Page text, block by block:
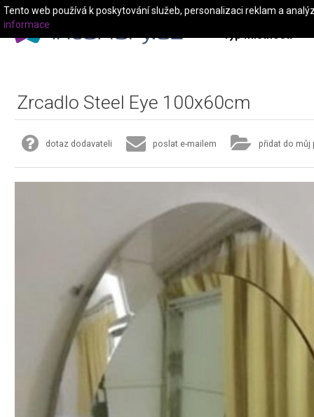
Typ místnosti
Zrcadlo Steel Eye 100x60cm
dotaz dodavateli poslat e-mailem přidat do můj
Tento web používá k poskytování služeb, personalizaci reklam a
informace